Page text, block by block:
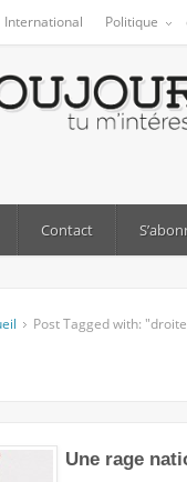
International Politique
Contact
Post Tagged with:
Une rage